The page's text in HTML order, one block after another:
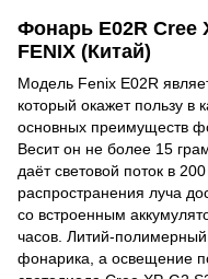
Фонарь E02R Cree
FENIX (Китай)
Модель Fenix E02R
который окажет пользу в
основных преимуществ
Весит он не более 15
даёт световой поток в
распространения луча
со встроенным
часов. Литий-полимерный
фонарика, а освещение